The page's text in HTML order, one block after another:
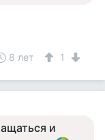
8 лет 1
и